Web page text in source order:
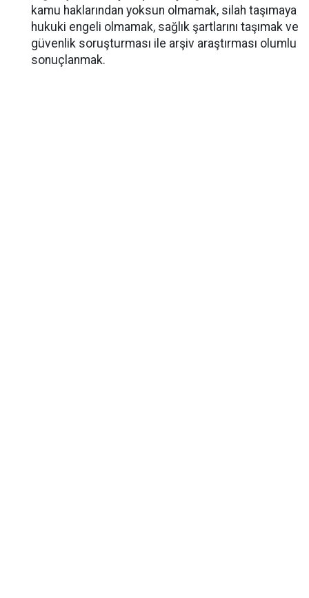
kamu haklarından yoksun olmamak, silah taşımaya
hukuki engeli olmamak, sağlık şartlarını taşımak ve
güvenlik soruşturması ile arşiv araştırması olumlu
sonuçlanmak.